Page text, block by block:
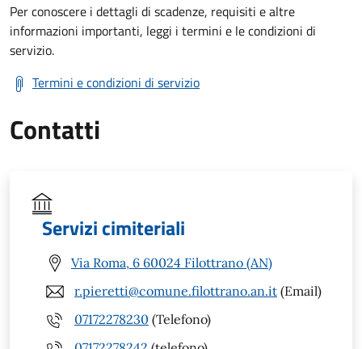
Per conoscere i dettagli di scadenze, requisiti e altre
informazioni importanti, leggi i termini e le condizioni di
servizio.
Termini e condizioni di servizio
Contatti
Servizi cimiteriali
Via Roma, 6 60024 Filottrano (AN)
r.pieretti@comune.filottrano.an.it (Email)
07172278230 (Telefono)